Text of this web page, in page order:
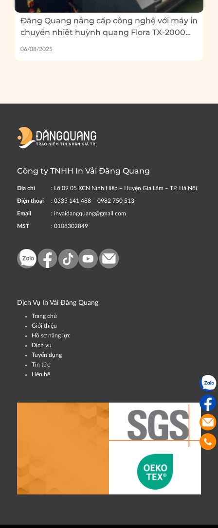
Đăng Quang nâng cấp công nghệ với máy in
chuyển nhiệt huỳnh quang Flora TX-2000
06/08/2025
Công ty TNHH In Vải Đăng Quang
Địa chỉ : Lô 09 05 KCN Ninh Hiệp – Huyện Gia Lâm – TP. Hà Nội
Điện thoại : 0333 141 488 – 0982 750 513
Email : invaidangquang@gmail.com
MST : 0108302849
Dịch Vụ In Vải Đăng Quang
Trang chủ
Giới thiệu
Hồ sơ năng lực
Dịch vụ
Tuyển dụng
Tin tức
Liên hệ